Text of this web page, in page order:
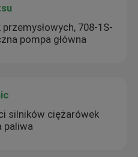
708-1S-
pompa główna
silników ciężarówek
paliwa